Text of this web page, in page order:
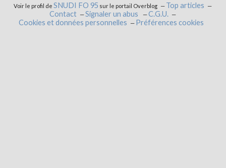
Voir le profil deSNUDI FO 95 sur le portail Overblog
Top articles
Contact
Signaler un abus
C.G.U.
Cookies et données personnelles
Préférences cookies